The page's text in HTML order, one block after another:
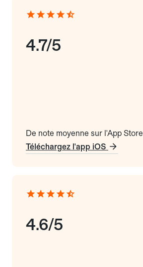
4.7/5
De note moyenne sur l'App Store
Téléchargez l'app iOS
4.6/5